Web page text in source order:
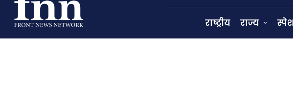
राष्ट्रीय राज्य